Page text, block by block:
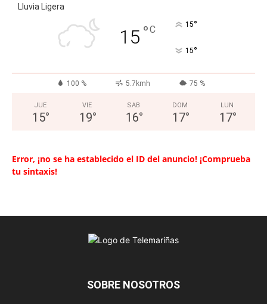
Lluvia Ligera
15 °C 15°
15°
100 % 5.7kmh 75 %
JUE
15°
VIE
19°
SAB
16°
DOM
17°
LUN
17°
Error, ¡no se ha establecido el ID del anuncio! ¡Comprueba
tu sintaxis!
SOBRE NOSOTROS